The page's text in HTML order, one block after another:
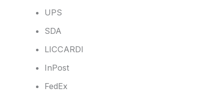
UPS
SDA
LICCARDI
InPost
FedEx